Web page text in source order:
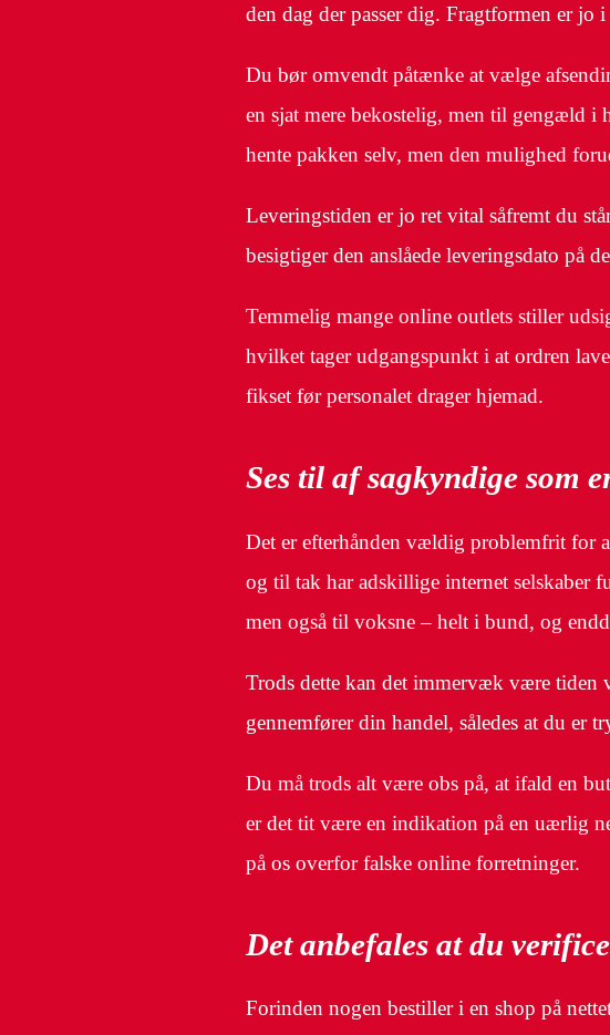
den dag der passer dig. Fragtformen er
Du bør omvendt påtænke at vælge
en sjat mere bekostelig, men til gengæld i
hente pakken selv, men den mulighed
Leveringstiden er jo ret vital såfremt du
besigtiger den anslåede leveringsdato på
Temmelig mange online outlets stiller
hvilket tager udgangspunkt i at ordren
fikset før personalet drager hjemad.
Ses til af sagkyndige som
Det er efterhånden vældig problemfrit for
og til tak har adskillige internet selskaber
men også til voksne – helt i bund, og
Trods dette kan det immervæk være tiden
gennemfører din handel, således at du er
Du må trods alt være obs på, at ifald en
er det tit være en indikation på en uærlig
på os overfor falske online forretninger.
Det anbefales at du
Forinden nogen bestiller i en shop på